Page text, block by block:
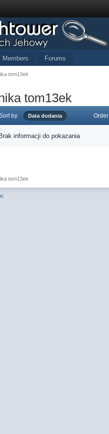
Members Forums
tom13ek
tom13ek
by Data dodania Order
Brak informacji do pokazania
tom13ek